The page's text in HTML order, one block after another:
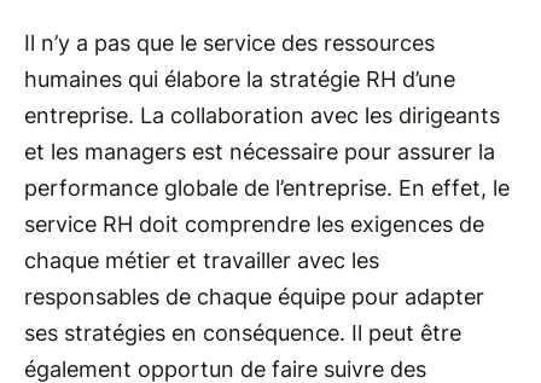
Il n’y a pas que le service des ressources
humaines qui élabore la stratégie RH d’une
entreprise. La collaboration avec les dirigeants
et les managers est nécessaire pour assurer la
performance globale de l’entreprise. En effet, le
service RH doit comprendre les exigences de
chaque métier et travailler avec les
responsables de chaque équipe pour adapter
ses stratégies en conséquence. Il peut être
également opportun de faire suivre des